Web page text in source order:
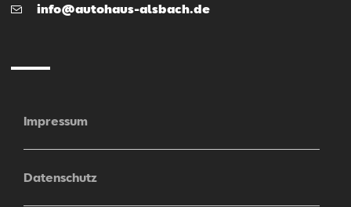
E-
info@autohaus-alsbach.de
Impressum
Datenschutz